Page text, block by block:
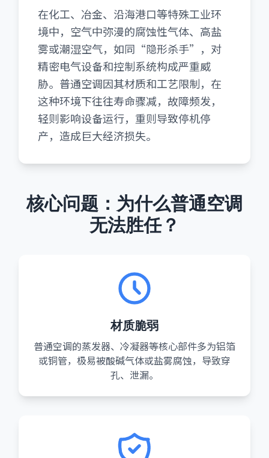
在化工、冶金、沿海港口等特殊工业环
境中，空气中弥漫的腐蚀性气体、高盐
雾或潮湿空气，如同“隐形杀手”，对
精密电气设备和控制系统构成严重威
胁。普通空调因其材质和工艺限制，在
这种环境下往往寿命骤减，故障频发，
轻则影响设备运行，重则导致停机停
产，造成巨大经济损失。
核心问题：为什么普通空调
无法胜任？
材质脆弱
普通空调的蒸发器、冷凝器等核心部件多为铝箔
或铜管，极易被酸碱气体或盐雾腐蚀，导致穿
孔、泄漏。